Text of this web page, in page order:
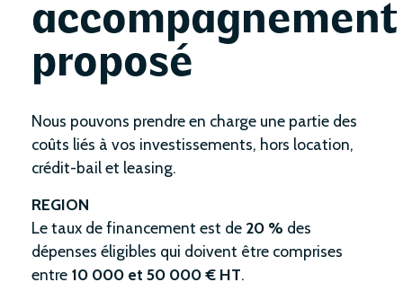
accompagnement
proposé
Nous pouvons prendre en charge une partie des
coûts liés à vos investissements, hors location,
crédit-bail et leasing.
REGION
Le taux de financement est de 20 % des
dépenses éligibles qui doivent être comprises
entre 10 000 et 50 000 € HT.